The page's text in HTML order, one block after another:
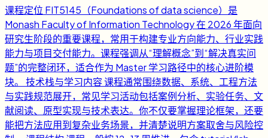
课程定位 FIT5145（Foundations of data science）是
Monash Faculty of Information Technology 在 2026 年面向
研究生阶段的重要课程，常用于构建专业方向能力、行业实践
能力与项目交付能力。课程强调从“理解概念”到“解决真实问
题”的完整闭环，适合作为 Master 学习路径中的核心进阶模
块。 技术栈与学习内容 课程通常围绕数据、系统、工程方法
与实践规范展开，常见学习活动包括案例分析、实验任务、文
献阅读、原型实现与技术表达。你不仅要掌握理论框架，还要
能把方法应用到复杂业务场景，并清楚说明方案取舍与风险控